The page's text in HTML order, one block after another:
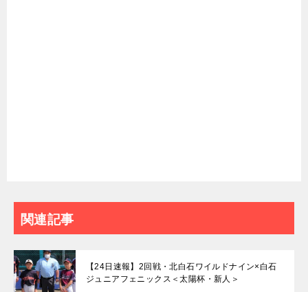
関連記事
【24日速報】2回戦・北白石ワイルドナイン×白石
ジュニアフェニックス＜太陽杯・新人＞